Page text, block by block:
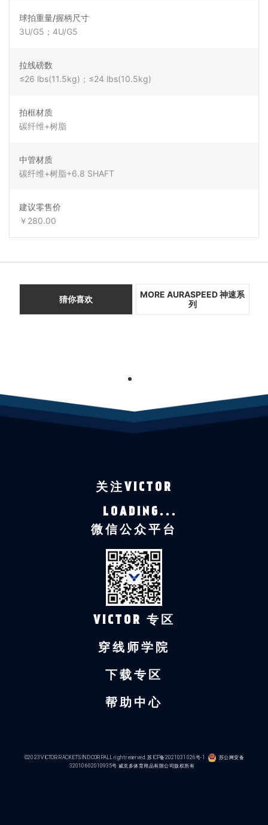
球拍重量/握柄尺寸
3U/G5；4U/G5
拉线磅数
≤26 lbs(11.5kg)；≤24 lbs(10.5kg)
拍框材质
碳纤维+树脂
中管材质
碳纤维+树脂+6.8 SHAFT
建议零售价
￥280.00
猜你喜欢
MORE AURASPEED 神速系
列
1
关注VICTOR
LOADING...
微信公众平台
VICTOR 专区
穿线师学院
下载专区
帮助中心
©2023 VICTOR RACKETS IND CORP.ALL right reserved.苏ICP备2021031026号-1 苏公网安备
32010602010935号 威克多体育用品有限公司版权所有